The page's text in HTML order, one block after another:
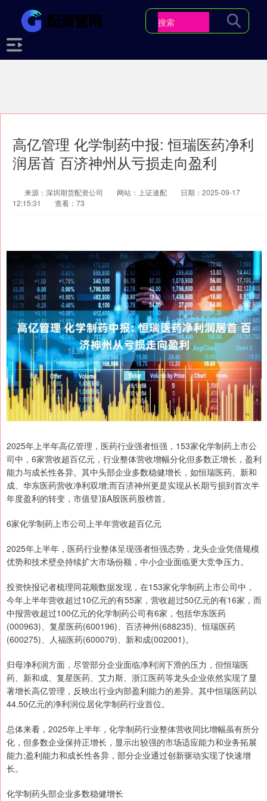
高亿管理 化学制药中报: 恒瑞医药净利
润居首 百济神州从亏损走向盈利
来源：深圳期货配资公司 网站：上证速配
日期：2025-09-17
12:15:31
查看：73
2025年上半年高亿管理，医药行业强者恒强，153家化学制药上市公
司中，6家营收超百亿元，行业整体营收增幅分化但多数正增长，盈利
能力与成长性各异。其中头部企业多数稳健增长，如恒瑞医药、新和
成、华东医药营收净利双增;而百济神州更是实现从长期亏损到首次半
年度盈利的转变，市值登顶A股医药股榜首。
6家化学制药上市公司上半年营收超百亿元
2025年上半年，医药行业整体呈现强者恒强态势，龙头企业凭借规模
优势和技术壁垒持续扩大市场份额，中小企业面临更大竞争压力。
投资快报记者梳理同花顺数据发现，在153家化学制药上市公司中，
今年上半年营收超过10亿元的有55家，营收超过50亿元的有16家，而
中报营收超过100亿元的化学制药公司有6家，包括华东医药
(000963)、复星医药(600196)、百济神州(688235)、恒瑞医药
(600275)、人福医药(600079)、新和成(002001)。
归母净利润方面，尽管部分企业面临净利润下滑的压力，但恒瑞医
药、新和成、复星医药、艾力斯、浙江医药等龙头企业依然实现了显
著增长高亿管理，反映出行业内部盈利能力的差异。其中恒瑞医药以
44.50亿元的净利润位居化学制药行业首位。
总体来看，2025年上半年，化学制药行业整体营收同比增幅虽有所分
化，但多数企业保持正增长，显示出较强的市场适应能力和业务拓展
能力;盈利能力和成长性各异，部分企业通过创新驱动实现了快速增
长。
化学制药头部企业多数稳健增长